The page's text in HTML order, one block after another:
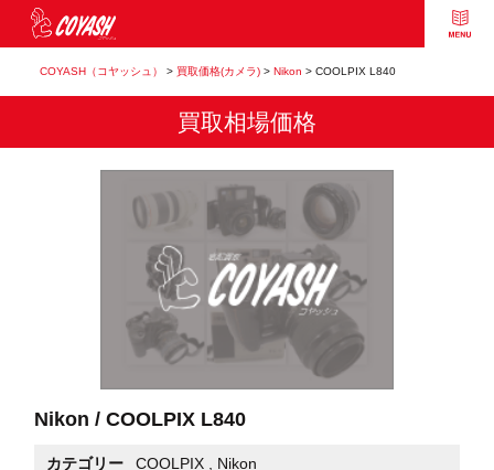
COYASH（コヤッシュ） > 買取価格(カメラ)> Nikon > COOLPIX L840
買取相場価格
Nikon / COOLPIX L840
カテゴリー COOLPIX Nikon